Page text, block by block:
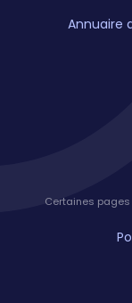
Annuaire
Certaines